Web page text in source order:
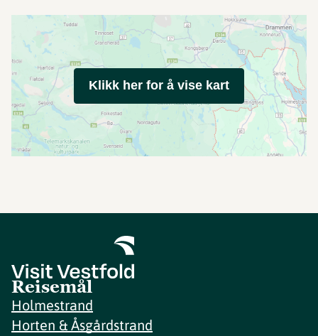
Klikk her for å vise kart
Reisemål
Holmestrand
Horten & Åsgårdstrand